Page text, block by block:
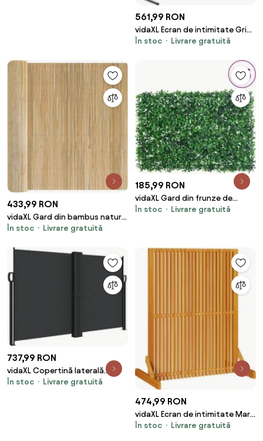
561,99 RON
vidaXL Ecran de intimitate Gri
100 x 50 x 180 cm Oțel
În stoc Livrare gratuită
433,99 RON
vidaXL Gard din bambus natural
400 x 180 cm Bambus
În stoc Livrare gratuită
185,99 RON
vidaXL Gard din frunze de
arbust artificiale, 6 buc., verde,
În stoc Livrare gratuită
737,99 RON
vidaXL Copertină laterală
retractabilă, negru, 140x1200
În stoc Livrare gratuită
474,99 RON
vidaXL Ecran de intimitate Maro
79.5 x 50 x 110 cm
În stoc Livrare gratuită